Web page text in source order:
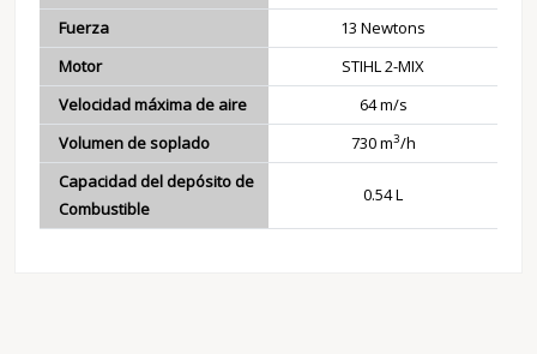
Fuerza
13 Newtons
Motor
STIHL 2-MIX
Velocidad máxima de aire
64 m/s
Volumen de soplado
730 m3/h
Capacidad del depósito de
Combustible
0.54 L